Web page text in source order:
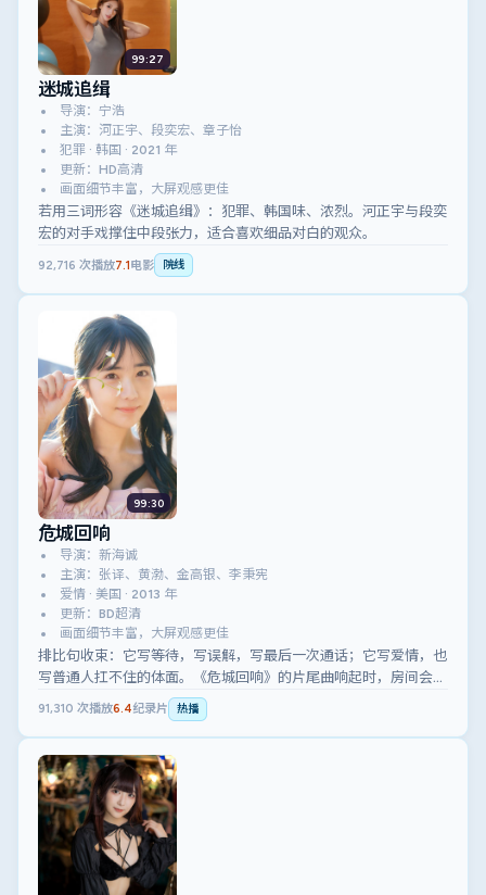
99:27
迷城追缉
导演：宁浩
主演：河正宇、段奕宏、章子怡
犯罪 · 韩国 · 2021 年
更新：HD高清
画面细节丰富，大屏观感更佳
若用三词形容《迷城追缉》：犯罪、韩国味、浓烈。河正宇与段奕
宏的对手戏撑住中段张力，适合喜欢细品对白的观众。
92,716 次播放7.1电影 院线
99:30
危城回响
导演：新海诚
主演：张译、黄渤、金高银、李秉宪
爱情 · 美国 · 2013 年
更新：BD超清
画面细节丰富，大屏观感更佳
排比句收束：它写等待，写误解，写最后一次通话；它写爱情，也
写普通人扛不住的体面。《危城回响》的片尾曲响起时，房间会突
然安静。
91,310 次播放6.4纪录片 热播